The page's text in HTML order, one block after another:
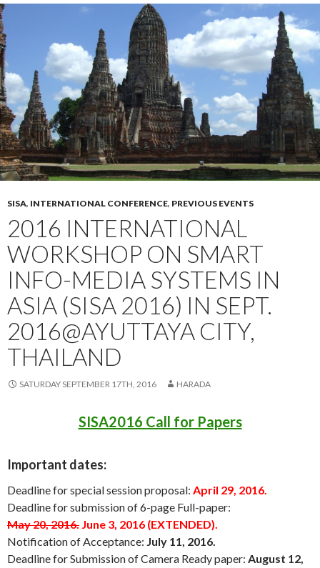
SISA, INTERNATIONAL CONFERENCE, PREVIOUS EVENTS
2016 INTERNATIONAL
WORKSHOP ON SMART
INFO-MEDIA SYSTEMS IN
ASIA (SISA 2016) IN SEPT.
2016@AYUTTAYA CITY,
THAILAND
SATURDAY SEPTEMBER 17TH, 2016 HARADA
SISA2016 Call for Papers
Important dates:
Deadline for special session proposal: April 29, 2016.
Deadline for submission of 6-page Full-paper:
May 20, 2016. June 3, 2016 (EXTENDED).
Notification of Acceptance: July 11, 2016.
Deadline for Submission of Camera Ready paper: August 12,